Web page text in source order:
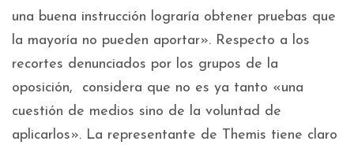
una buena instrucción lograría obtener pruebas que
la mayoría no pueden aportar». Respecto a los
recortes denunciados por los grupos de la
oposición, considera que no es ya tanto «una
cuestión de medios sino de la voluntad de
aplicarlos». La representante de Themis tiene claro